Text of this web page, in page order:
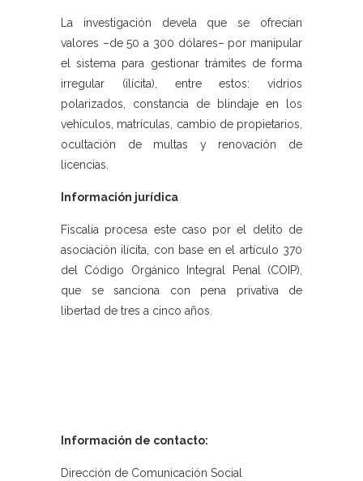
La investigación devela que se ofrecían
valores –de 50 a 300 dólares– por manipular
el sistema para gestionar trámites de forma
irregular (ilícita), entre estos: vidrios
polarizados, constancia de blindaje en los
vehículos, matrículas, cambio de propietarios,
ocultación de multas y renovación de
licencias.
Información jurídica
Fiscalía procesa este caso por el delito de
asociación ilícita, con base en el artículo 370
del Código Orgánico Integral Penal (COIP),
que se sanciona con pena privativa de
libertad de tres a cinco años.
Información de contacto:
Dirección de Comunicación Social